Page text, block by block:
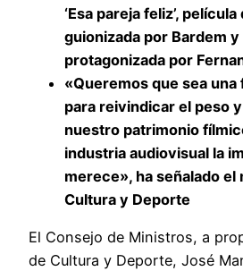
‘Esa pareja feliz’,
guionizada por Bardem y
protagonizada por
«Queremos que sea una
para reivindicar el peso
nuestro patrimonio
industria audiovisual la
merece», ha señalado el
Cultura y Deporte
El Consejo de Ministros, a
de Cultura y Deporte, José